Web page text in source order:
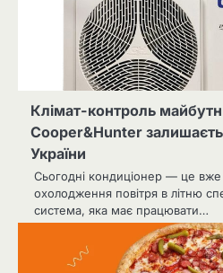
Клімат-контроль
Cooper&Hunter
України
Сьогодні кондиціонер — це
охолодження повітря в літню
система, яка має працювати…